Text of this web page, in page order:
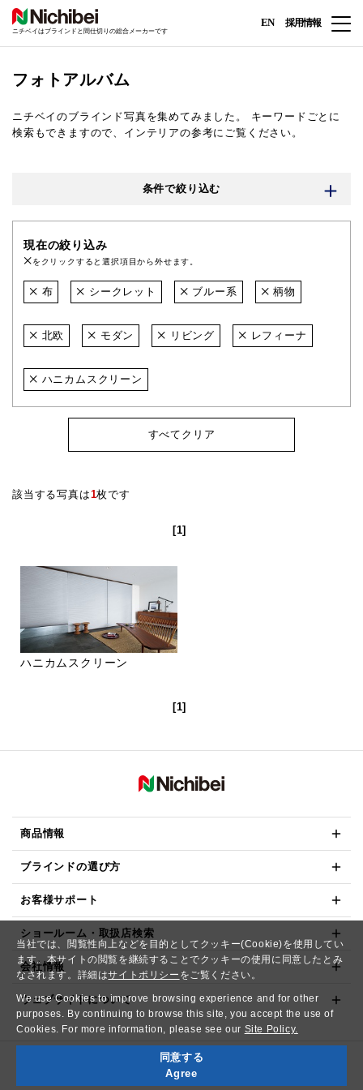
当社では、閲覧性向上などを目的としてクッキー(Cookie)を使用してい
ます。本サイトの閲覧を継続することでクッキーの使用に同意したとみ
なされます。詳細はサイトポリシー をご覧ください。
We use Cookies to improve browsing experience and for other
purposes. By continuing to browse this site, you accept the use of
Cookies. For more information, please see our Site Policy.
同意する
Agree
ニチベイはブラインドと間仕切りの総合メーカーです
EN 採用情報
フォトアルバム
ニチベイのブラインド写真を集めてみました。
キーワードごとに
検索もできますので、インテリアの参考にご覧ください。
条件で絞り込む
現在の絞り込み
をクリックすると選択項目から外せます。
布 シークレット ブルー系 柄物
北欧 モダン リビング レフィーナ
ハニカムスクリーン
すべてクリア
該当する写真は1枚です
[1]
ハニカムスクリーン
[1]
商品情報
ブラインドの選び方
お客様サポート
ショールーム・取扱店検索
会社情報
ウェブサイトについて
Copyright© NICHIBEI CO.,LTD. All Rights Reserved.